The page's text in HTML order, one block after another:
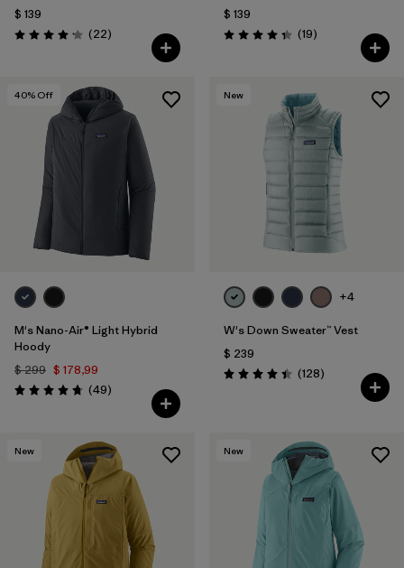
$ 139
Valoración: 4.2 / 5
(22Comentarios
)
$ 139
Valoración: 4.4 / 5
(19Comentarios
)
40% Off
M's Nano-Air® Light Hybrid
Hoody
$ 299 $ 178,99
Valoración: 4.8 / 5
(49Comentarios
)
New
+4
W's Down Sweater™ Vest
$ 239
Valoración: 4.4 / 5
(128Comentarios
)
New New